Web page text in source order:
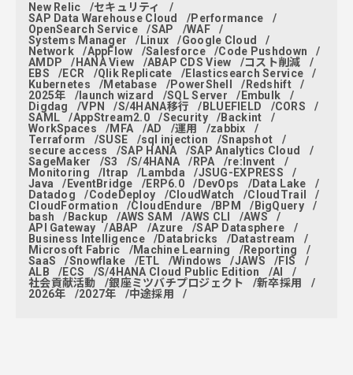
New Relic
セキュリティ
SAP Data Warehouse Cloud
Performance
OpenSearch Service
SAP
WAF
Systems Manager
Linux
Google Cloud
Network
AppFlow Salesforce
Code Pushdown
AMDP
HANA View ABAP CDS View
コスト削減
EBS
ECR Qlik Replicate
Elasticsearch Service
Kubernetes
Metabase PowerShell
Redshift
2025年
launch wizard SQL Server
Embulk
Digdag
VPN S/4HANA移行 BLUEFIELD
CORS
SAML
AppStream2.0 Security
Backint
WorkSpaces
MFA AD 運用
zabbix
Terraform
SUSE sql injection
Snapshot
secure access
SAP HANA
SAP Analytics Cloud
SageMaker
S3 S/4HANA RPA
re:Invent
Monitoring
ltrap Lambda
JSUG-EXPRESS
Java
EventBridge ERP6.0 DevOps
Data Lake
Datadog
CodeDeploy CloudWatch
CloudTrail
CloudFormation
CloudEndure BPM
BigQuery
bash
Backup AWS SAM AWS CLI
AWS
API Gateway
ABAP Azure
SAP Datasphere
Business Intelligence
Databricks
Datastream
Microsoft Fabric
Machine Learning
Reporting
SaaS
Snowflake ETL Windows JAWS
FIS
ALB
ECS S/4HANA Cloud Public Edition
AI
社会貢献活動
銀座ミツバチプロジェクト
新卒採用
2026年
2027年 中途採用